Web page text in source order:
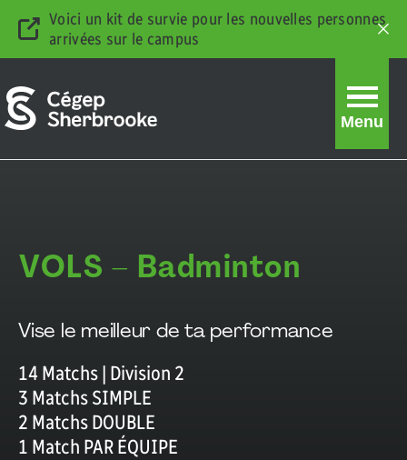
Voici un kit de survie pour les nouvelles personnes
arrivées sur le campus
la
Menu
division
2
VOLS – Badminton
Vise le meilleur de ta performance
14 Matchs | Division 2
3 Matchs SIMPLE
2 Matchs DOUBLE
1 Match PAR ÉQUIPE